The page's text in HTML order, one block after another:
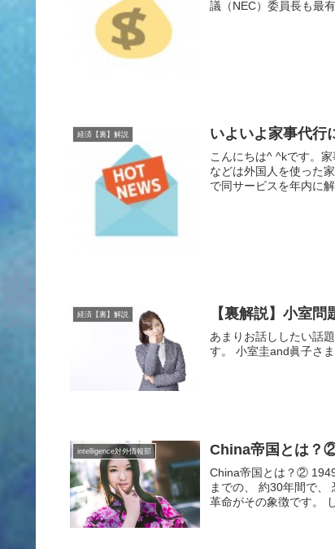
議（NEC）委員長も最
経済【裏】解説 いよいよ家事代行
こんにちは^ ^kです。
などは外国人を使った
で同サービスを年内に
経済【裏】解説 【裏解説】小室問
あまりお話ししたい話
す。 小室圭and眞子さ
intelligence対外情報部 China帝国とは？
China帝国とは？②
までの、 約30年間で、
革命がその象徴です。